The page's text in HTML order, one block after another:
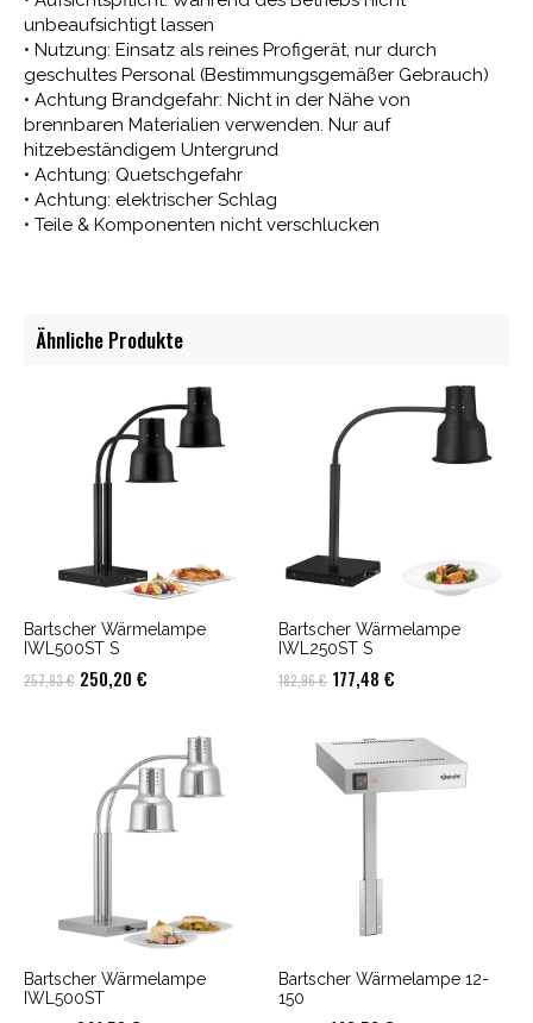
unbeaufsichtigt lassen
• Nutzung: Einsatz als reines Profigerät, nur durch
geschultes Personal (Bestimmungsgemäßer Gebrauch)
• Achtung Brandgefahr: Nicht in der Nähe von
brennbaren Materialien verwenden. Nur auf
hitzebeständigem Untergrund
• Achtung: Quetschgefahr
• Achtung: elektrischer Schlag
• Teile & Komponenten nicht verschlucken
Ähnliche Produkte
Bartscher Wärmelampe
IWL500ST S
257,93€ Ursprünglicher
257,93 €
250,20 €
250,20 €.
Bartscher Wärmelampe
IWL250ST S
182,96€ Ursprünglicher
war:
182,96 €
177,48 €
ist:
177,48 €.
Bartscher Wärmelampe
IWL500ST
Bartscher Wärmelampe 12-
150